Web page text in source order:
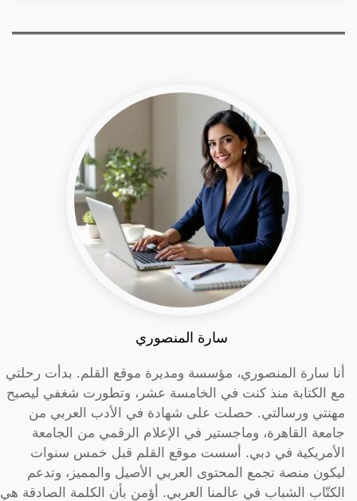
سارة المنصوري
أنا سارة المنصوري، مؤسسة ومديرة موقع القلم. بدأت رحلتي
مع الكتابة منذ كنت في الخامسة عشر، وتطورت شغفي ليصبح
مهنتي ورسالتي. حصلت على شهادة في الأدب العربي من
جامعة القاهرة، وماجستير في الإعلام الرقمي من الجامعة
الأمريكية في دبي. أسست موقع القلم قبل خمس سنوات
ليكون منصة تجمع المحتوى العربي الأصيل والمميز، وتدعم
الكتّاب الشباب في عالمنا العربي. أؤمن بأن الكلمة الصادقة هي